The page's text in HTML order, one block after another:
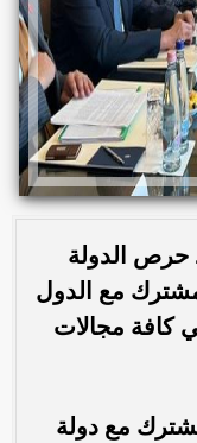
حرص الدولة
مع الدول
كافة مجالات
مع دولة